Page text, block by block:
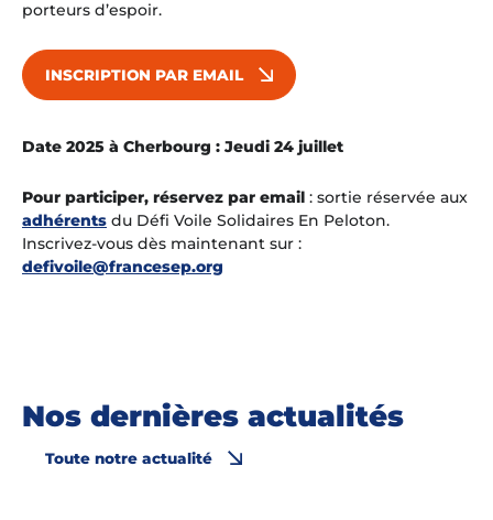
porteurs d’espoir.
INSCRIPTION PAR EMAIL
Date 2025 à Cherbourg : Jeudi 24 juillet
Pour participer, réservez par email : sortie réservée aux
adhérents du Défi Voile Solidaires En Peloton.
Inscrivez-vous dès maintenant sur :
defivoile@francesep.org
Nos dernières actualités
Toute notre actualité